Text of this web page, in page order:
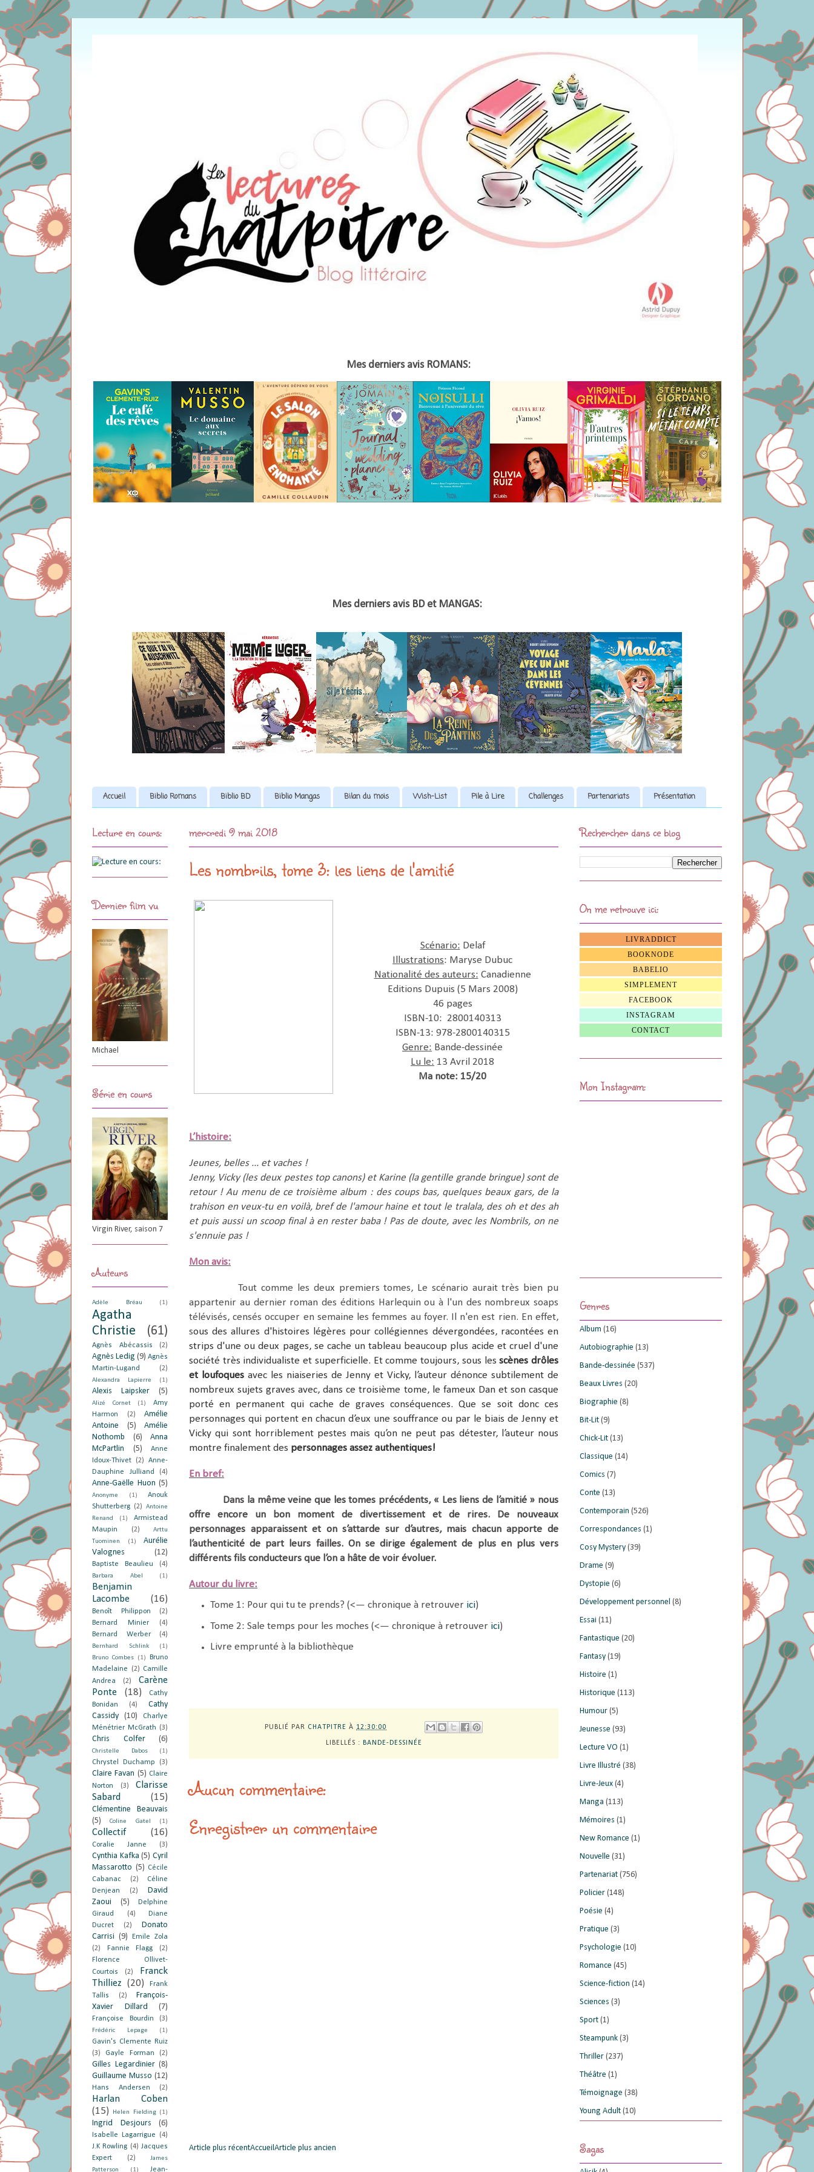
Mes derniers avis ROMANS:
Mes derniers avis BD et MANGAS:
Accueil Biblio Romans Biblio BD Biblio Mangas Bilan du mois Wish-List Pile à Lire Challenges Partenariats Présentation
mercredi 9 mai 2018
Les nombrils, tome 3: les liens de l'amitié
Scénario: Delaf
Illustrations: Maryse Dubuc
Nationalité des auteurs: Canadienne
Editions Dupuis (5 Mars 2008)
46 pages
ISBN-10: 2800140313
ISBN-13: 978-2800140315
Genre: Bande-dessinée
Lu le: 13 Avril 2018
Ma note: 15/20
L’histoire:
Jeunes, belles ... et vaches !
Jenny, Vicky (les deux pestes top canons) et Karine (la gentille grande bringue) sont de
retour ! Au menu de ce troisième album : des coups bas, quelques beaux gars, de la
trahison en veux-tu en voilà, bref de l'amour haine et tout le tralala, des oh et des ah
et puis aussi un scoop final à en rester baba ! Pas de doute, avec les Nombrils, on ne
s'ennuie pas !
Mon avis:
Tout comme les deux premiers tomes, Le scénario aurait très bien pu
appartenir au dernier roman des éditions Harlequin ou à l'un des nombreux soaps
télévisés, censés occuper en semaine les femmes au foyer. Il n'en est rien. En effet,
sous des allures d'histoires légères pour collégiennes dévergondées, racontées en
strips d'une ou deux pages, se cache un tableau beaucoup plus acide et cruel d'une
société très individualiste et superficielle. Et comme toujours, sous lesscènes drôles
et loufoques avec les niaiseries de Jenny et Vicky, l’auteur dénonce subtilement de
nombreux sujets graves avec, dans ce troisième tome, le fameux Dan et son casque
porté en permanent qui cache de graves conséquences. Que se soit donc ces
personnages qui portent en chacun d’eux une souffrance ou par le biais de Jenny et
Vicky qui sont horriblement pestes mais qu’on ne peut pas détester, l’auteur nous
montre finalement des personnages assez authentiques!
En bref:
Dans la même veine que les tomes précédents, « Les liens de l’amitié » nous
offre encore un bon moment de divertissement et de rires. De nouveaux
personnages apparaissent et on s’attarde sur d’autres, mais chacun apporte de
l’authenticité de part leurs failles. On se dirige également de plus en plus vers
différents fils conducteurs que l’on a hâte de voir évoluer.
Autour du livre:
Tome 1: Pour qui tu te prends? (<— chronique à retrouver ici)
Tome 2: Sale temps pour les moches (<— chronique à retrouver ici)
Livre emprunté à la bibliothèque
PUBLIÉ PAR CHATPITRE À 12:30:00
LIBELLÉS : BANDE-DESSINÉE
Aucun commentaire:
Enregistrer un commentaire
Article plus récent Article plus ancien
Accueil
Lecture en cours:
Dernier film vu
Michael
Série en cours
Virgin River, saison 7
Auteurs
Adèle Bréau (1)
Agatha
Christie
(61)
Agnès Abécassis (2)
Agnès Ledig (9) Agnès
Martin-Lugand
(2)
Alexandra Lapierre (1)
Alexis Laipsker (5)
Alizé Cornet (1)
Amy
Harmon
(2)
Amélie
Antoine
(5)
Amélie
Nothomb
(6)
Anna
McPartlin
(5)
Anne
Idoux-Thivet
(2)
Anne-
Dauphine Julliand
(4)
Anne-Gaëlle Huon (5)
Anonyme (1)
Anouk
Shutterberg (2)
Antoine
Renand
(1)
Armistead
Maupin
(2)
Arttu
Tuominen
(1)
Aurélie
Valognes
(12)
Baptiste Beaulieu (4)
Barbara Abel (1)
Benjamin
Lacombe
(16)
Benoît Philippon
(2)
Bernard Minier
(4)
Bernard Werber
(4)
Bernhard Schlink
(1)
Bruno Combes
(1)
Bruno
Madelaine
(2) Camille
Andrea
(2)
Carène
Ponte
(18)
Cathy
Bonidan
(4)
Cathy
Cassidy (10)
Charlye
Ménétrier McGrath (3)
Chris Colfer (6)
Christelle Dabos (1)
Chrystel Duchamp (3)
Claire Favan (5) Claire
Norton
(3)
Clarisse
Sabard
(15)
Clémentine Beauvais
(5)
Coline Gatel (1)
Collectif (16)
Coralie Janne (3)
Cynthia Kafka (5) Cyril
Massarotto (5) Cécile
Cabanac
(2)
Céline
Denjean
(2)
David
Zaoui
(5)
Delphine
Giraud
(4)
Diane
Ducret
(2)
Donato
Carrisi (9)
Emile Zola
(2)
Fannie Flagg
(2)
Florence Ollivet-
Courtois
(2)
Franck
Thilliez (20)
Frank
Tallis
(2)
François-
Xavier Dillard
(7)
Françoise Bourdin (3)
Frédéric Lepage (1)
Gavin's Clemente Ruiz
(3)
Gayle Forman (2)
Gilles Legardinier (8)
Guillaume Musso (12)
Hans Andersen (2)
Harlan Coben
(15)
Helen Fielding (1)
Ingrid Desjours (6)
Isabelle Lagarrigue
(4)
J.K Rowling (4) Jacques
Expert
(2)
James
Patterson
(1) Jean-
Rechercher dans ce blog
On me retrouve ici:
LIVRADDICT
BOOKNODE
BABELIO
SIMPLEMENT
FACEBOOK
INSTAGRAM
CONTACT
Mon Instagram:
Genres
Album (16)
Autobiographie (13)
Bande-dessinée (537)
Beaux Livres (20)
Biographie (8)
Bit-Lit (9)
Chick-Lit (13)
Classique (14)
Comics (7)
Conte (13)
Contemporain (526)
Correspondances (1)
Cosy Mystery (39)
Drame (9)
Dystopie (6)
Développement personnel (8)
Essai (11)
Fantastique (20)
Fantasy (19)
Histoire (1)
Historique (113)
Humour (5)
Jeunesse (93)
Lecture VO (1)
Livre Illustré (38)
Livre-Jeux (4)
Manga (113)
Mémoires (1)
New Romance (1)
Nouvelle (31)
Partenariat (756)
Policier (148)
Poésie (4)
Pratique (3)
Psychologie (10)
Romance (45)
Science-fiction (14)
Sciences (3)
Sport (1)
Steampunk (3)
Thriller (237)
Théâtre (1)
Témoignage (38)
Young Adult (10)
Sagas